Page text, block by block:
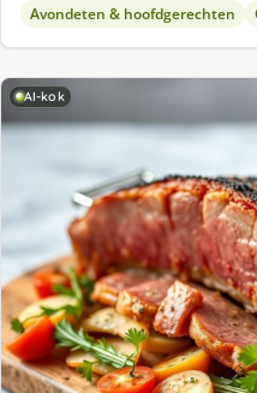
Avondeten & hoofdgerechten
AI-kok